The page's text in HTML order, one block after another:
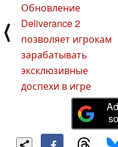
⟨
Обновление
Deliverance 2
позволяет игрокам
зарабатывать
эксклюзивные
доспехи в игре